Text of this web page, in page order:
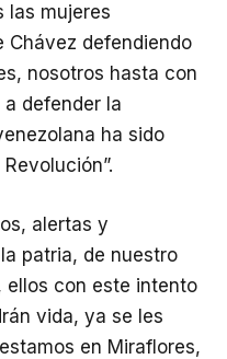
las mujeres
Chávez defendiendo
nosotros hasta con
a defender la
ha sido
alertas y
patria, de nuestro
ellos con este intento
vida, ya se les
en Miraflores,